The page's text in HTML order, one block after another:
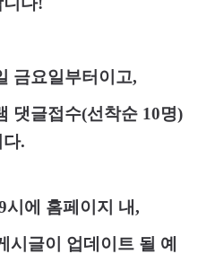
금요일부터이고,
댓글접수(선착순 10명)
다.
시에 홈페이지 내,
시글이 업데이트 될 예